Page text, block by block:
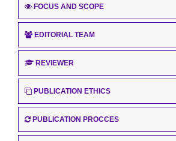
FOCUS AND SCOPE
EDITORIAL TEAM
REVIEWER
PUBLICATION ETHICS
PUBLICATION PROCCES